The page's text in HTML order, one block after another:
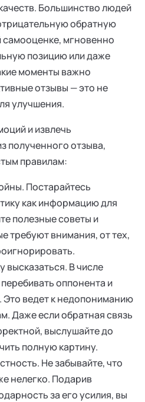
Большинство людей
обратную
самооценке, мгновенно
позицию или даже
моменты важно
отзывы — это не
улучшения.
и извлечь
полученного отзыва,
правилам:
Постарайтесь
как информацию для
полезные советы и
требуют внимания, от тех,
высказаться. В числе
оппонента и
Это ведет к недопониманию
Даже если обратная связь
выслушайте до
полную картину.
Не забывайте, что
нелегко. Подарив
за его усилия, вы